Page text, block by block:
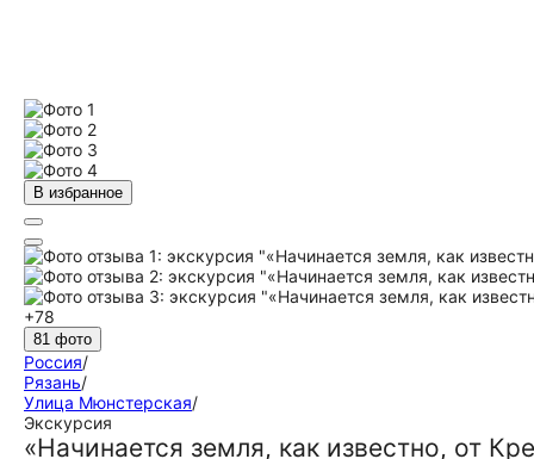
В избранное
+78
81 фото
Россия/
Рязань/
Улица Мюнстерская/
Экскурсия
«Начинается земля, как известно, от